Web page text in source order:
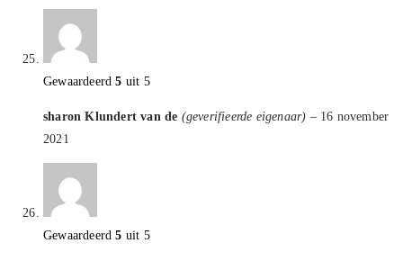
Gewaardeerd5 uit 5
sharon Klundert van de (geverifieerde eigenaar) – 16 november
2021
Gewaardeerd5 uit 5